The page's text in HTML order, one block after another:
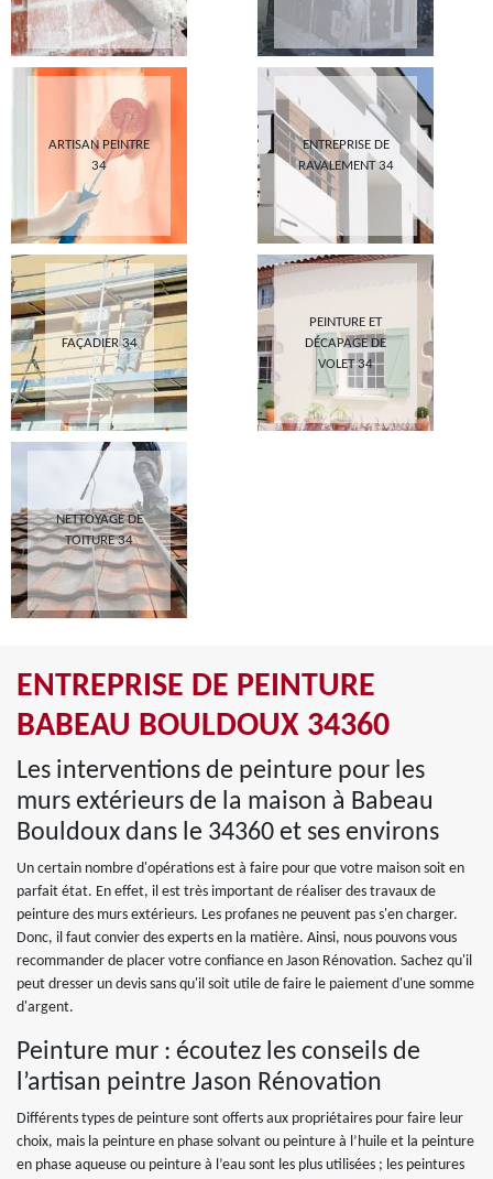
ARTISAN PEINTRE
34
ENTREPRISE DE
RAVALEMENT 34
FAÇADIER 34
PEINTURE ET
DÉCAPAGE DE
VOLET 34
NETTOYAGE DE
TOITURE 34
ENTREPRISE DE PEINTURE
BABEAU BOULDOUX 34360
Les interventions de peinture pour les
murs extérieurs de la maison à Babeau
Bouldoux dans le 34360 et ses environs
Un certain nombre d'opérations est à faire pour que votre maison soit en
parfait état. En effet, il est très important de réaliser des travaux de
peinture des murs extérieurs. Les profanes ne peuvent pas s'en charger.
Donc, il faut convier des experts en la matière. Ainsi, nous pouvons vous
recommander de placer votre confiance en Jason Rénovation. Sachez qu'il
peut dresser un devis sans qu'il soit utile de faire le paiement d'une somme
d'argent.
Peinture mur : écoutez les conseils de
l’artisan peintre Jason Rénovation
Différents types de peinture sont offerts aux propriétaires pour faire leur
choix, mais la peinture en phase solvant ou peinture à l’huile et la peinture
en phase aqueuse ou peinture à l’eau sont les plus utilisées ; les peintures